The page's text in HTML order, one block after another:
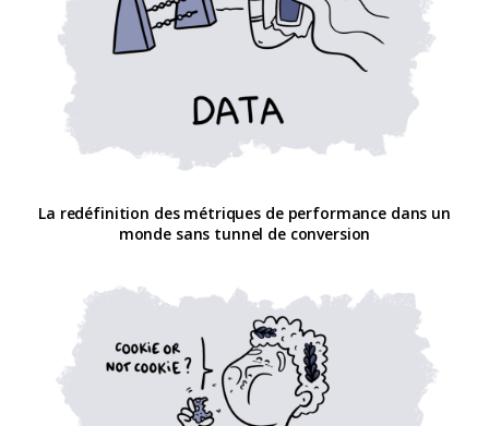
La redéfinition des métriques de performance dans un
monde sans tunnel de conversion